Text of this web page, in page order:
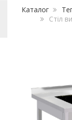
Каталог
Стіл